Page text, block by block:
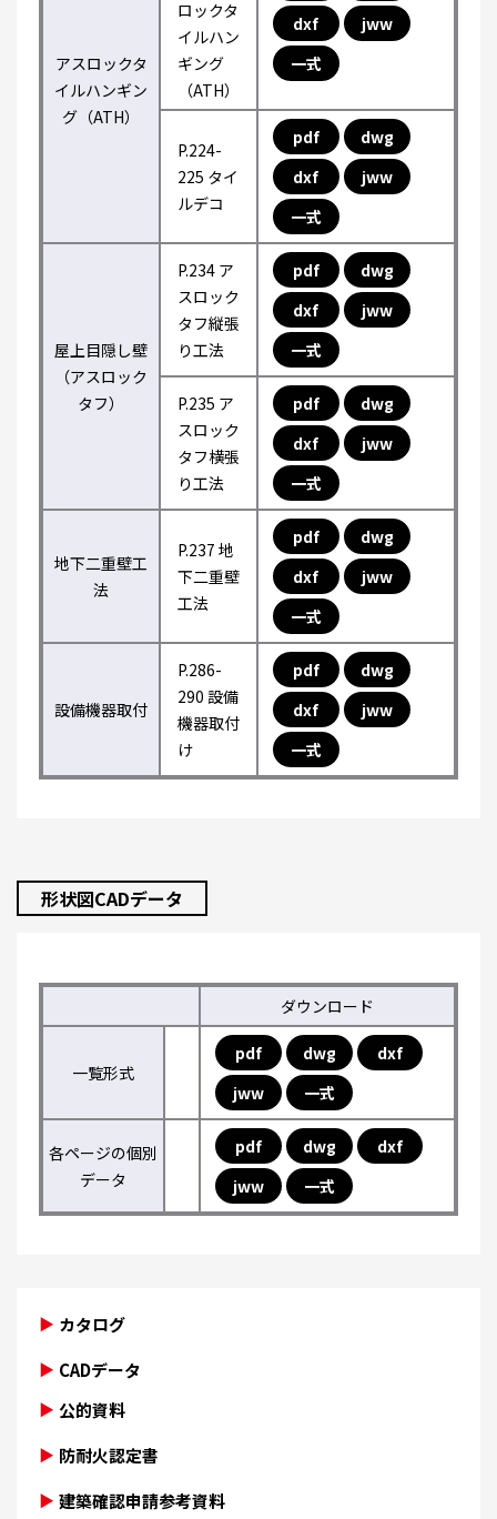
アスロックタ
イルハンギン
グ（ATH）
ロックタ
イルハン
ギング
（ATH）
dxf
jww
一式
P.224-
225 タイ
ルデコ
pdf
dwg
dxf
jww
一式
屋上目隠し壁
（アスロック
タフ）
P.234 ア
スロック
タフ縦張
り工法
pdf
dwg
dxf
jww
一式
P.235 ア
スロック
タフ横張
り工法
pdf
dwg
dxf
jww
一式
地下二重壁工
法
P.237 地
下二重壁
工法
pdf
dwg
dxf
jww
一式
設備機器取付
P.286-
290 設備
機器取付
け
pdf
dwg
dxf
jww
一式
形状図CADデータ
ダウンロード
一覧形式
pdf dwg
dxf
jww
一式
各ページの個別
データ
pdf dwg
dxf
jww
一式
カタログ
CADデータ
公的資料
防耐火認定書
建築確認申請参考資料